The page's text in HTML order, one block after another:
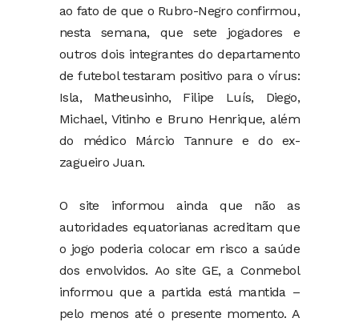
ao fato de que o Rubro-Negro confirmou,
nesta semana, que sete jogadores e
outros dois integrantes do departamento
de futebol testaram positivo para o vírus:
Isla, Matheusinho, Filipe Luís, Diego,
Michael, Vitinho e Bruno Henrique, além
do médico Márcio Tannure e do ex-
zagueiro Juan.
O site informou ainda que não as
autoridades equatorianas acreditam que
o jogo poderia colocar em risco a saúde
dos envolvidos. Ao site GE, a Conmebol
informou que a partida está mantida –
pelo menos até o presente momento. A